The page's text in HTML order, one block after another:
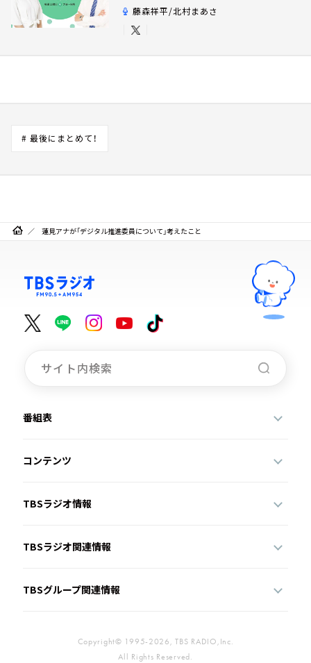
藤森祥平/北村まあさ
# 最後にまとめて！
蓮見アナが「デジタル推進委員について」考えたこと
番組表
コンテンツ
TBSラジオ情報
TBSラジオ関連情報
TBSグループ関連情報
Copyright© 1995-2026, TBS RADIO,Inc.
All Rights Reserved.